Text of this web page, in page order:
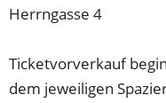
Herrngasse 4
Ticketvorverkauf
dem jeweiligen